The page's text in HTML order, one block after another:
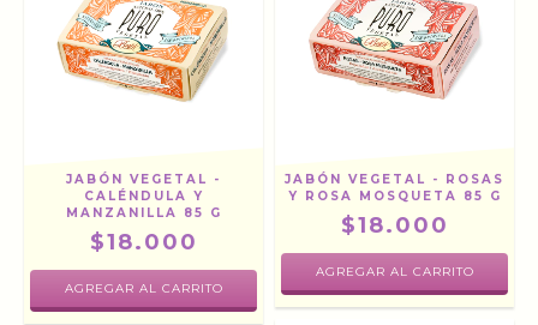
JABÓN VEGETAL -
CALÉNDULA Y
MANZANILLA 85 G
$18.000
JABÓN VEGETAL - ROSAS
Y ROSA MOSQUETA 85 G
$18.000